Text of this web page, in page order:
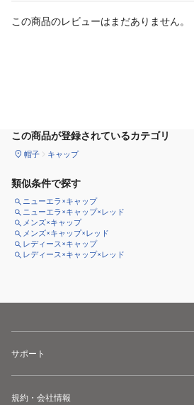
この商品のレビューはまだありません。
この商品が登録されているカテゴリ
帽子 キャップ
類似条件で探す
ニューエラ×キャップ
ニューエラ×キャップ×レッド
メンズ×キャップ
メンズ×キャップ×レッド
レディース×キャップ
レディース×キャップ×レッド
サポート
規約・会社情報